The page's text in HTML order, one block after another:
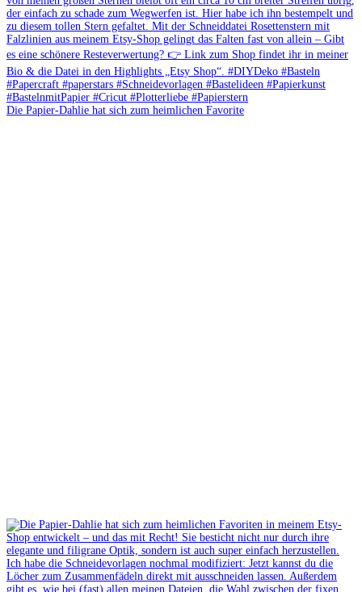
Die Papier-Dahlie hat sich zum heimlichen Favorite